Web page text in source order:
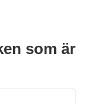
som är